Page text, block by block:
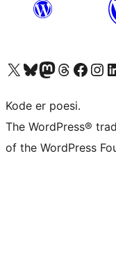
Besøk vår konto på X Visit our Bluesky account
Besøk vår Mastodon-konto
Visit our Threads
Besøk vår Facebook-side
Besøk vår
Kode er poesi.
The WordPress®
of the WordPress